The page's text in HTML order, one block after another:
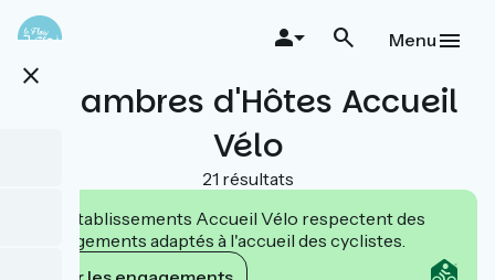
Aller
au
principal
close
Menu
Chambres d'Hôtes Accueil
Vélo
21 résultats
Les établissements Accueil Vélo respectent des
engagements adaptés à l'accueil des cyclistes.